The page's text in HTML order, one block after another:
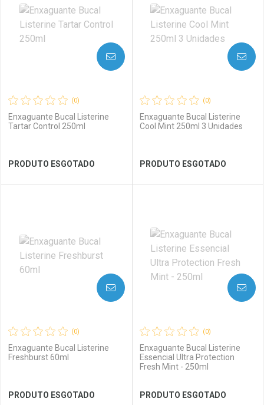
Ver Desconto Convênio Ver Desconto Convênio
(0)
Enxaguante Bucal Listerine
Tartar Control 250ml
PRODUTO ESGOTADO
AVISE-ME
Laboratório
Ver Desconto Convênio
Por Menos
(0)
Enxaguante Bucal Listerine
Cool Mint 250ml 3 Unidades
PRODUTO ESGOTADO
AVISE-ME
Laboratório
Ver Desconto Convênio
Por Menos
(0)
Enxaguante Bucal Listerine
Freshburst 60ml
PRODUTO ESGOTADO
AVISE-ME
(0)
Enxaguante Bucal Listerine
Essencial Ultra Protection
Fresh Mint - 250ml
PRODUTO ESGOTADO
AVISE-ME